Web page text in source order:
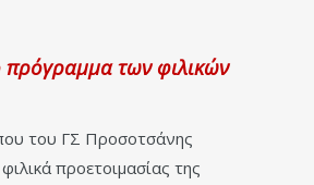
πρόγραμμα των φιλικών
του ΓΣ Προσοτσάνης
προετοιμασίας της